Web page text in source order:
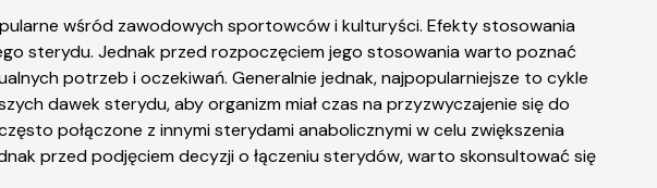
wśród zawodowych sportowców i kulturyści. Efekty stosowania
sterydu. Jednak przed rozpoczęciem jego stosowania warto poznać
potrzeb i oczekiwań. Generalnie jednak, najpopularniejsze to cykle
dawek sterydu, aby organizm miał czas na przyzwyczajenie się do
połączone z innymi sterydami anabolicznymi w celu zwiększenia
przed podjęciem decyzji o łączeniu sterydów, warto skonsultować się